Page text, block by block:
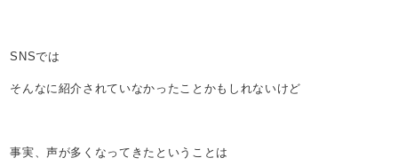
SNSでは
そんなに紹介されていなかったことかもしれないけど
事実、声が多くなってきたということは